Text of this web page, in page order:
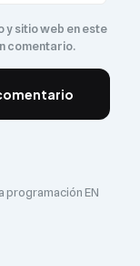
sitio web en este
comentario.
programación EN